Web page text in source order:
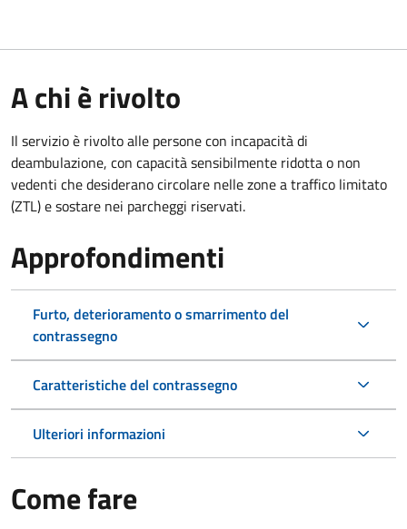
A chi è rivolto
Il servizio è rivolto alle persone con incapacità di
deambulazione, con capacità sensibilmente ridotta o non
vedenti che desiderano circolare nelle zone a traffico limitato
(ZTL) e sostare nei parcheggi riservati.
Approfondimenti
Furto, deterioramento o smarrimento del
contrassegno
Caratteristiche del contrassegno
Ulteriori informazioni
Come fare